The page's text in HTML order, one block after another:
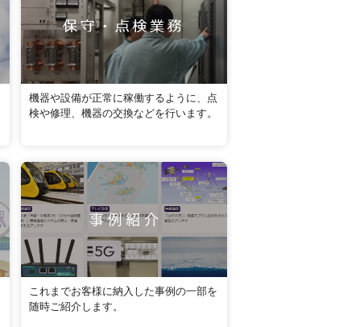
機器や設備が正常に稼働するように、点
検や修理、機器の交換などを行います。
これまでお客様に納入した事例の一部を
随時ご紹介します。